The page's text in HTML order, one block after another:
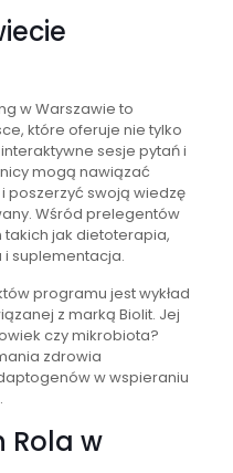
w Warszawie to
które oferuje nie tylko
sesje pytań i
mogą nawiązać
poszerzyć swoją wiedzę
Wśród prelegentów
takich jak dietoterapia,
suplementacja.
programu jest wykład
z marką Biolit. Jej
czy mikrobiota?
zdrowia
w wspieraniu
Rola w